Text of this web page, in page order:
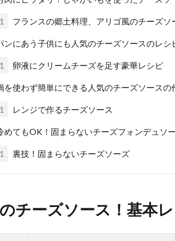
タした朝を過ご...
カプチーノ
チーノを飲む...
チャーハン
フランスの郷土料理、アリゴ風のチーズソ
ンにあう子供にも人気のチーズソースのレシ
卵液にクリームチーズを足す豪華レシピ
を使わず簡単にできる人気のチーズソースの
レンジで作るチーズソース
めてもOK！固まらないチーズフォンデュソ
裏技！固まらないチーズソーズ
チーズソース！基本